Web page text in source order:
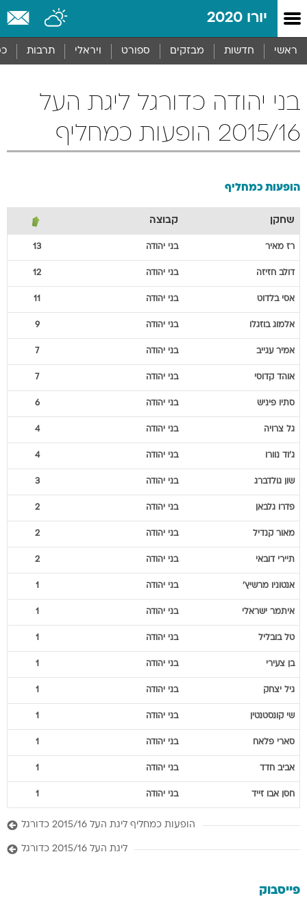
יורו 2020
ראשי חדשות מבזקים ספורט ויראלי תרבות
בני יהודה כדורגל ליגת העל
2015/16 הופעות כמחליף
הופעות כמחליף
שחקן קבוצה
רז מאיר בני יהודה 13
דולב חזיזה בני יהודה 12
אסי בלדוט בני יהודה 11
אלמוג בוזגלו בני יהודה 9
אמיר עגייב בני יהודה 7
אוהד קדוסי בני יהודה 7
סתיו פיניש בני יהודה 6
גל צרויה בני יהודה 4
ג'וד נוורו בני יהודה 4
שון גולדברג בני יהודה 3
פדרו גלבאן בני יהודה 2
מאור קנדיל בני יהודה 2
תיירי דובאי בני יהודה 2
אנטוניו מרשיץ' בני יהודה 1
איתמר ישראלי בני יהודה 1
טל בובליל בני יהודה 1
בן צעירי בני יהודה 1
גיל יצחק בני יהודה 1
שי קונסטנטין בני יהודה 1
סארי פלאח בני יהודה 1
אביב חדד בני יהודה 1
חסן אבו זייד בני יהודה 1
הופעות כמחליף ליגת העל 2015/16 כדורגל
ליגת העל 2015/16 כדורגל
פייסבוק